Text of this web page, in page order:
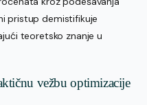
pristup demistifikuje
teoretsko znanje u
vežbu optimizacije